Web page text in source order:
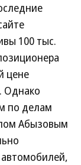
100 тыс.
цене
Однако
по делам
Абызовым
автомобилей,